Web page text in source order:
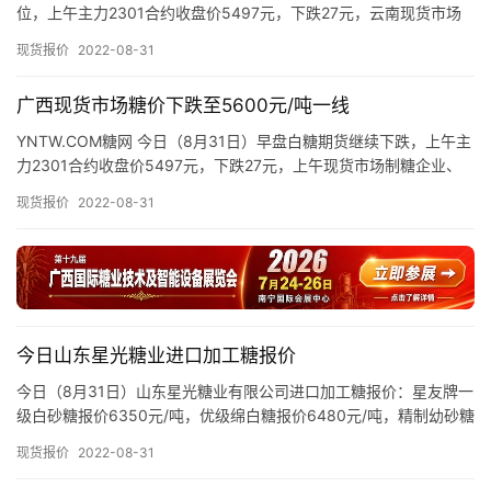
报
价
题
地
区
频
产
链
位，上午主力2301合约收盘价5497元，下跌27元，云南现货市场
现货报价 2022-08-31
广西现货市场糖价下跌至5600元/吨一线
YNTW.COM糖网 今日（8月31日）早盘白糖期货继续下跌，上午主
力2301合约收盘价5497元，下跌27元，上午现货市场制糖企业、
现货报价 2022-08-31
今日山东星光糖业进口加工糖报价
今日（8月31日）山东星光糖业有限公司进口加工糖报价：星友牌一
级白砂糖报价6350元/吨，优级绵白糖报价6480元/吨，精制幼砂糖
现货报价 2022-08-31